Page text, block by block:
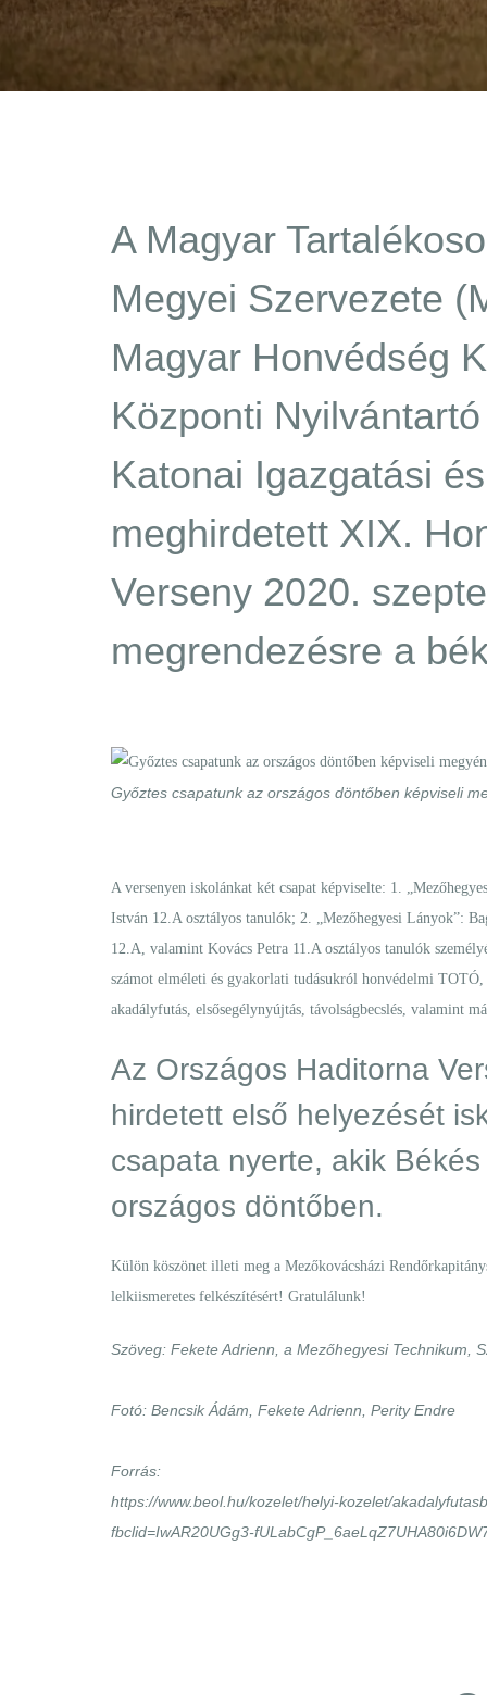
A Magyar
Megyei Szervezete
Magyar Honvédség
Központi
Katonai Igazgatási
meghirdetett XIX.
Verseny 2020.
megrendezésre a
Győztes csapatunk az országos döntőben képviseli
A versenyen iskolánkat két csapat képviselte: 1.
István 12.A osztályos tanulók; 2. „Mezőhegyesi Lányok”:
12.A, valamint Kovács Petra 11.A osztályos tanulók
számot elméleti és gyakorlati tudásukról honvédelmi TOTÓ,
akadályfutás, elsősegélynyújtás, távolságbecslés, valamint
Az Országos Haditorna
hirdetett első helyezését
csapata nyerte, akik
országos döntőben.
Külön köszönet illeti meg a Mezőkovácsházi
lelkiismeretes felkészítésért! Gratulálunk!
Szöveg: Fekete Adrienn, a Mezőhegyesi Technikum,
Fotó: Bencsik Ádám, Fekete Adrienn, Perity Endre
Forrás:
https://www.beol.hu/kozelet/helyi-kozelet/
fbclid=IwAR20UGg3-